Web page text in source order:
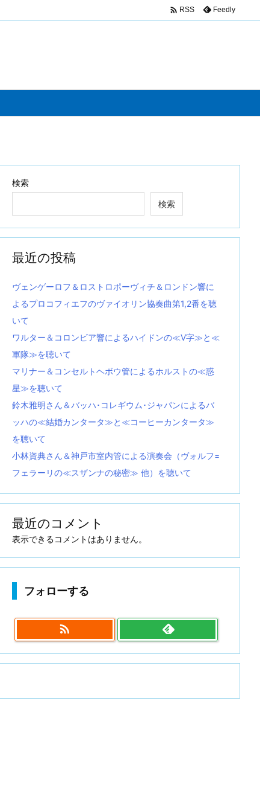
 RSS Feedly
検索
検索
最近の投稿
ヴェンゲーロフ＆ロストロポーヴィチ＆ロンドン響に
よるプロコフィエフのヴァイオリン協奏曲第1,2番を聴
いて
ワルター＆コロンビア響によるハイドンの≪V字≫と≪
軍隊≫を聴いて
マリナー＆コンセルトヘボウ管によるホルストの≪惑
星≫を聴いて
鈴木雅明さん＆バッハ･コレギウム･ジャパンによるバ
ッハの≪結婚カンタータ≫と≪コーヒーカンタータ≫
を聴いて
小林資典さん＆神戸市室内管による演奏会（ヴォルフ=
フェラーリの≪スザンナの秘密≫ 他）を聴いて
最近のコメント
表示できるコメントはありません。
フォローする
